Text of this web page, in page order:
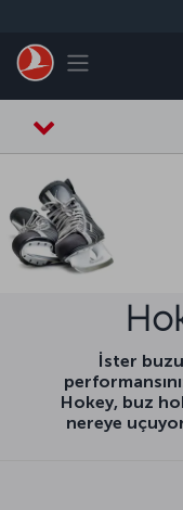
Toggle
İster
Hokey, buz
nereye